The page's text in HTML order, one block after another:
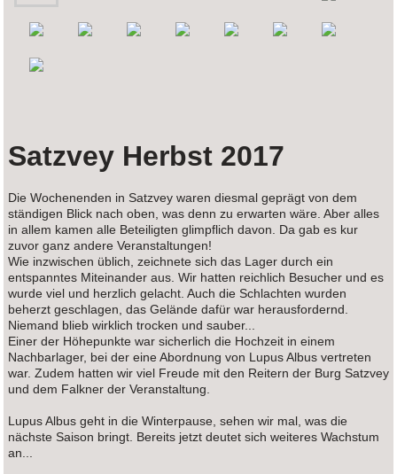
Satzvey Herbst 2017
Die Wochenenden in Satzvey waren diesmal geprägt von dem
ständigen Blick nach oben, was denn zu erwarten wäre. Aber alles
in allem kamen alle Beteiligten glimpflich davon. Da gab es kur
zuvor ganz andere Veranstaltungen!
Wie inzwischen üblich, zeichnete sich das Lager durch ein
entspanntes Miteinander aus. Wir hatten reichlich Besucher und es
wurde viel und herzlich gelacht. Auch die Schlachten wurden
beherzt geschlagen, das Gelände dafür war herausfordernd.
Niemand blieb wirklich trocken und sauber...
Einer der Höhepunkte war sicherlich die Hochzeit in einem
Nachbarlager, bei der eine Abordnung von Lupus Albus vertreten
war. Zudem hatten wir viel Freude mit den Reitern der Burg Satzvey
und dem Falkner der Veranstaltung.
Lupus Albus geht in die Winterpause, sehen wir mal, was die
nächste Saison bringt. Bereits jetzt deutet sich weiteres Wachstum
an...